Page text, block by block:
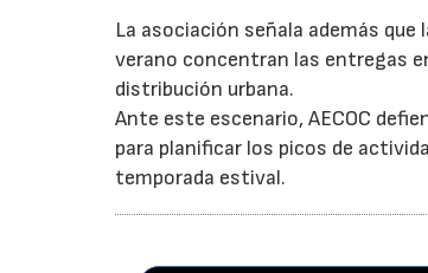
La asociación señala además
verano concentran las entregas
distribución urbana.
Ante este escenario, AECOC
para planificar los picos de
temporada estival.